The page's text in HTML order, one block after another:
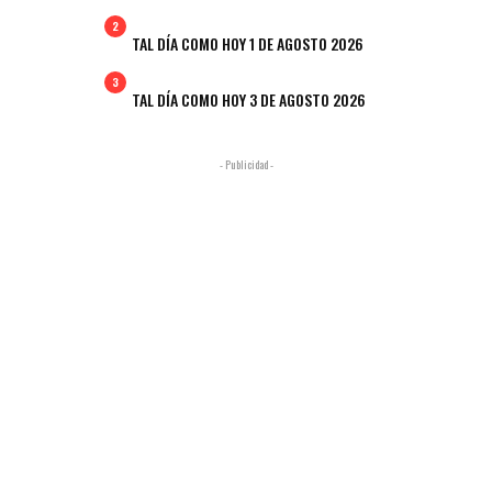
2
TAL DÍA COMO HOY 1 DE AGOSTO 2026
3
TAL DÍA COMO HOY 3 DE AGOSTO 2026
- Publicidad -